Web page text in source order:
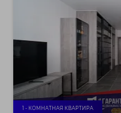
1 - КОМНАТНАЯ КВАРТИРА